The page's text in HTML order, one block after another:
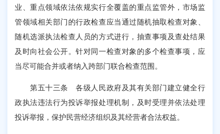
业、重点领域依法依规实行全覆盖的重点监管外，市场监
管领域相关部门的行政检查应当通过随机抽取检查对象、
随机选派执法检查人员的方式进行，抽查事项及查处结果
及时向社会公开。针对同一检查对象的多个检查事项，应
当尽可能合并或者纳入跨部门联合检查范围。
第五十三条 各级人民政府及其有关部门建立健全行
政执法违法行为投诉举报处理机制，及时受理并依法处理
投诉举报，保护民营经济组织及其经营者合法权益。